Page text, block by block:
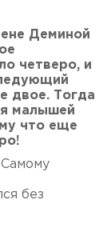
Деминой
четверо, и
двое. Тогда
малышей
что еще
Самому
без